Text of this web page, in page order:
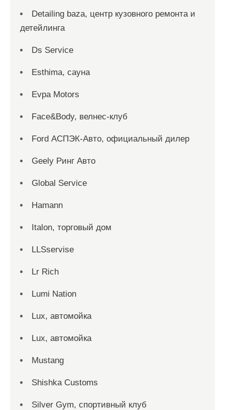
Detailing baza, центр кузовного ремонта и
детейлинга
Ds Service
Esthima, сауна
Evpa Motors
Face&Body, велнес-клуб
Ford АСПЭК-Авто, официальный дилер
Geely Ринг Авто
Global Service
Hamann
Italon, торговый дом
LLSservise
Lr Rich
Lumi Nation
Lux, автомойка
Lux, автомойка
Mustang
Shishka Customs
Silver Gym, спортивный клуб